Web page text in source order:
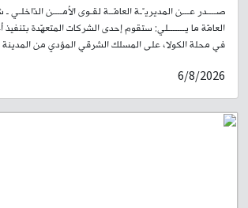
صــــدر عـــن المديريـّـة العامّــة لقـوى الأمــــن الدّاخلـي ـ
العامّة ما يـــــــلي: ستقوم إحدى الشركات المتعهّدة
في محلة الكولا، على المسلك الشرقي المؤدي من المدينة
البستاني صعودًا لغاية حلويات الداعوق. سيُباشَر بالأعمال
وسيؤدي ذلك إلى منع المرور في المكان، وتحويل السير
الرياضية باتجاه الكولا الشرقية إلى شارع محمد خرمة،
6/8/2026